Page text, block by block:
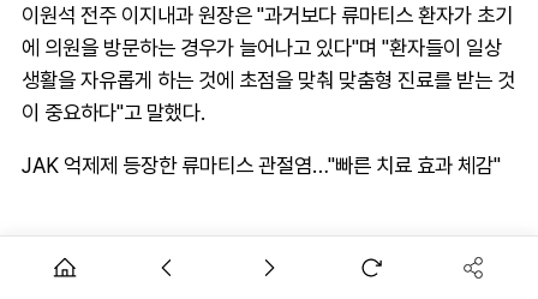
이원석 전주 이지내과 원장은 "과거보다 류마티스 환자가 초기
에 의원을 방문하는 경우가 늘어나고 있다"며 "환자들이 일상
생활을 자유롭게 하는 것에 초점을 맞춰 맞춤형 진료를 받는 것
이 중요하다"고 말했다.
JAK 억제제 등장한 류마티스 관절염…"빠른 치료 효과 체감"